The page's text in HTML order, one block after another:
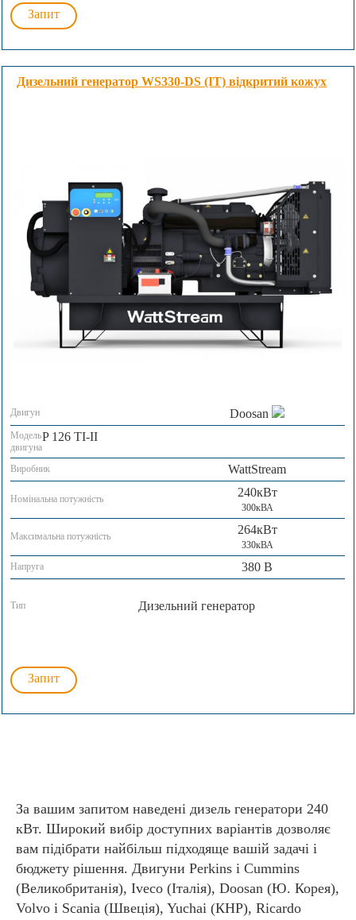
Запит
Дизельний генератор WS330-DS (IT) відкритий кожух
Двигун Doosan
Модель
двигуна
P 126 TI-II
Виробник WattStream
Номінальна потужність 240кВт
300кВА
Максимальна потужність 264кВт
330кВА
Напруга
380 В
Тип Дизельний генератор
Запит
За вашим запитом наведені дизель генератори 240
кВт. Широкий вибір доступних варіантів дозволяє
вам підібрати найбільш підходяще вашій задачі і
бюджету рішення. Двигуни Perkins і Cummins
(Великобританія), Iveco (Італія), Doosan (Ю. Корея),
Volvo і Scania (Швеція), Yuchai (КНР), Ricardo